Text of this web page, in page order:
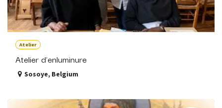
Atelier
Atelier d'enluminure
Sosoye, Belgium